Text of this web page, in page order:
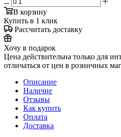
В корзину
Купить в 1 клик
Рассчитать доставку
Хочу в подарок
Цена действительна только для
отличаться от цен в розничных
Описание
Наличие
Отзывы
Как купить
Оплата
Доставка